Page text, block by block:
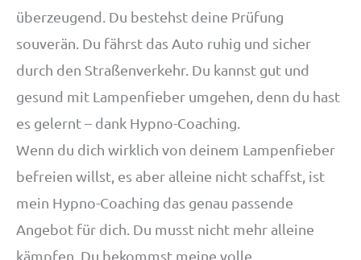
überzeugend. Du bestehst deine Prüfung
souverän. Du fährst das Auto ruhig und sicher
durch den Straßenverkehr. Du kannst gut und
gesund mit Lampenfieber umgehen, denn du hast
es gelernt – dank Hypno-Coaching.
Wenn du dich wirklich von deinem Lampenfieber
befreien willst, es aber alleine nicht schaffst, ist
mein Hypno-Coaching das genau passende
Angebot für dich. Du musst nicht mehr alleine
kämpfen. Du bekommst meine volle